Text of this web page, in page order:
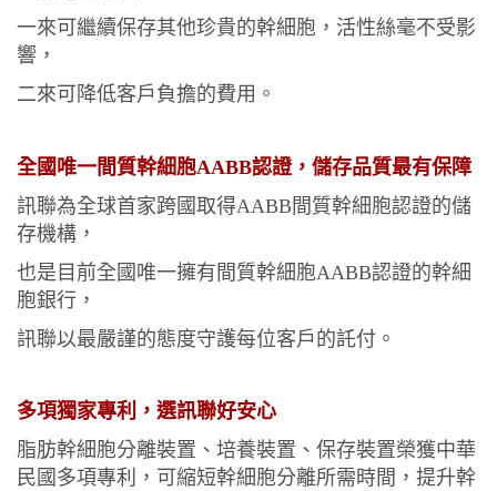
一來可繼續保存其他珍貴的幹細胞，活性絲毫不受影
響，
二來可降低客戶負擔的費用。
全國唯一間質幹細胞AABB認證，儲存品質最有保障
訊聯為全球首家跨國取得AABB間質幹細胞認證的儲
存機構，
也是目前全國唯一擁有間質幹細胞AABB認證的幹細
胞銀行，
訊聯以最嚴謹的態度守護每位客戶的託付。
多項獨家專利，選訊聯好安心
脂肪幹細胞分離裝置、培養裝置、保存裝置榮獲中華
民國多項專利， 可縮短幹細胞分離所需時間，提升幹